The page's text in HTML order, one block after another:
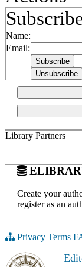
Name:
Email:
Library Partners
Create your
register as an
Privacy Terms